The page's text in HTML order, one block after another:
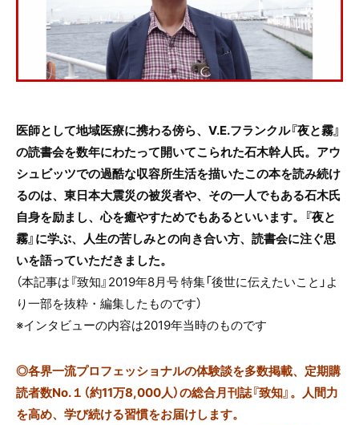
o
k
医師として地域医療に携わる傍ら、V.E.フランクル『夜と霧』
の読書会を数年にわたって開いてこられた石木幹人氏。アウ
シュビッツでの過酷な収容所生活を描いたこの本を読み続け
るのは、東日本大震災の被災者や、その一人でもある石木氏
自身を励まし、心を癒やすためでもあるといいます。『夜と
霧』に学ぶ、人生の苦しみとの向き合い方、読書会に注ぐ思
いを語っていただきました。
（本記事は『致知』2019年8月号 特集「後世に伝えたいこと」よ
り一部を抜粋・編集したものです）
※インタビューの内容は2019年当時のものです
◎各界一流プロフェッショナルの体験談を多数掲載、定期購
読者数No.１（約11万8,000人）の総合月刊誌『致知』。人間力
を高め、学び続ける習慣をお届けします。